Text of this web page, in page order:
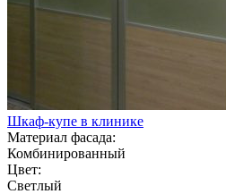
Шкаф-купе в клинике
Материал фасада:
Комбинированный
Цвет:
Светлый